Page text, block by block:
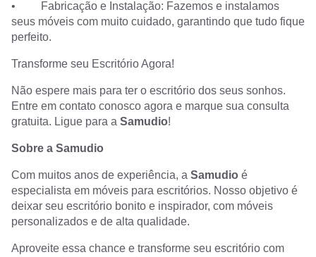
• Fabricação e Instalação: Fazemos e instalamos
seus móveis com muito cuidado, garantindo que tudo fique
perfeito.
Transforme seu Escritório Agora!
Não espere mais para ter o escritório dos seus sonhos.
Entre em contato conosco agora e marque sua consulta
gratuita. Ligue para a Samudio!
Sobre a Samudio
Com muitos anos de experiência, a Samudio é
especialista em móveis para escritórios. Nosso objetivo é
deixar seu escritório bonito e inspirador, com móveis
personalizados e de alta qualidade.
Aproveite essa chance e transforme seu escritório com